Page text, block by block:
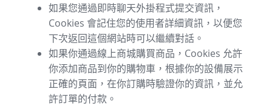
如果您通過即時聊天外掛程式提交資訊，
Cookies 會記住您的使用者詳細資訊，以便您
下次返回這個網站時可以繼續對話。
如果你通過線上商城購買商品，Cookies 允許
你添加商品到你的購物車，根據你的設備展示
正確的頁面，在你訂購時驗證你的資訊，並允
許訂單的付款。